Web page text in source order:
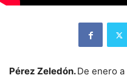
Pérez Zeledón.De enero